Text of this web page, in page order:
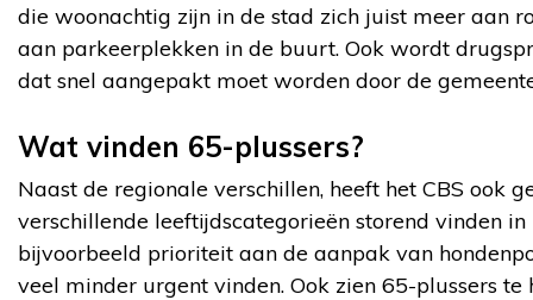
die woonachtig zijn in de stad zich juist meer aan
aan parkeerplekken in de buurt. Ook wordt
dat snel aangepakt moet worden door de
Wat vinden 65-plussers?
Naast de regionale verschillen, heeft het CBS ook
verschillende leeftijdscategorieën storend vinden
bijvoorbeeld prioriteit aan de aanpak van
veel minder urgent vinden. Ook zien 65-plussers